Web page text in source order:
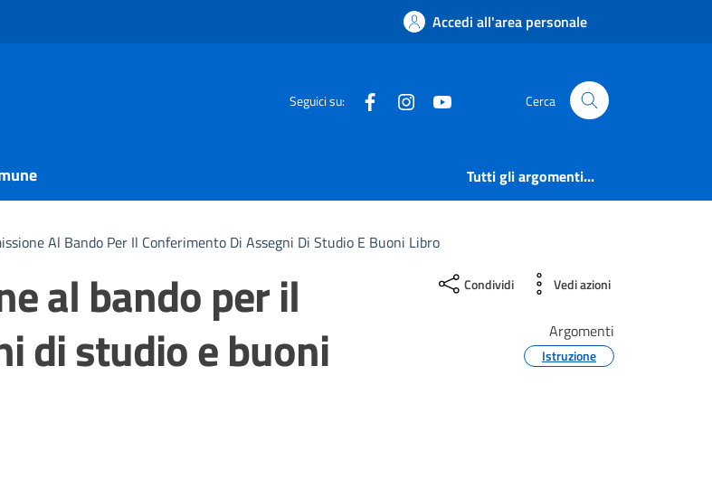
Accedi all'area personale
Seguici su: FacebookInstagram Cerca
Tutti gli argomenti...
Al Bando Per Il Conferimento Di Assegni Di Studio E Buoni Libro
al bando per il
di studio e buoni
Condividi Vedi azioni
Argomenti
Istruzione